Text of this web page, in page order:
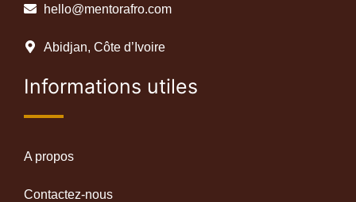
hello@mentorafro.com
Abidjan, Côte d’Ivoire
Informations utiles
A propos
Contactez-nous